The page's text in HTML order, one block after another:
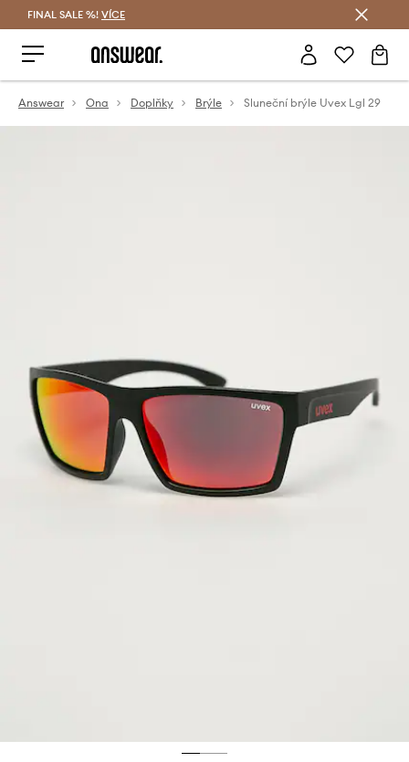
FINAL SALE %! VÍCE
Answear Ona Doplňky Brýle Sluneční brýle Uvex Lgl 29